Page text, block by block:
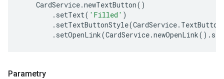
CardService.newTextButton()
. setText( 'Filled' )
. setTextButtonStyle(CardService.
. setOpenLink(CardService.newOpenLink().
Parametry